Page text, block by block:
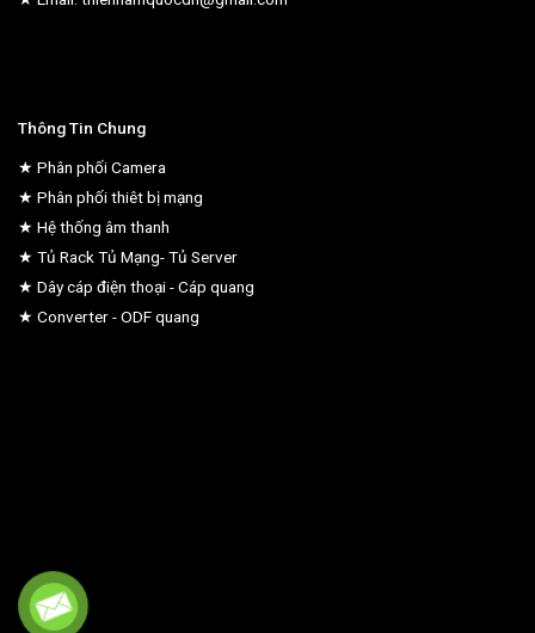
Thông Tin Chung
★ Phân phối Camera
★ Phân phối thiêt bị mạng
★ Hệ thống âm thanh
★ Tủ Rack Tủ Mạng- Tủ Server
★ Dây cáp điện thoại - Cáp quang
★ Converter - ODF quang